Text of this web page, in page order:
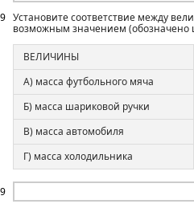
9
9
Установите соответствие между
возможным значением
ВЕЛИЧИНЫ
А) масса футбольного мяча
Б) масса шариковой ручки
В) масса автомобиля
Г) масса холодильника